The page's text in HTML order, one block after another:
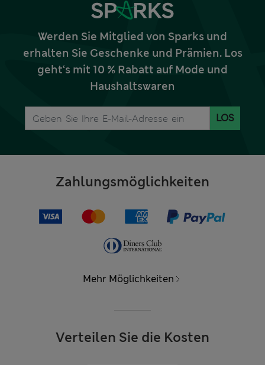
Werden Sie Mitglied von Sparks und
erhalten Sie Geschenke und Prämien. Los
geht‘s mit 10 % Rabatt auf Mode und
Haushaltswaren
LOS
Zahlungsmöglichkeiten
Mehr Möglichkeiten
Verteilen Sie die Kosten